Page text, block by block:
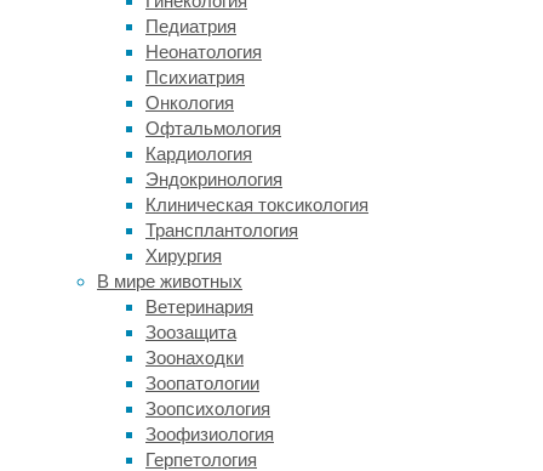
Педиатрия
Неонатология
Психиатрия
Онкология
Офтальмология
Кардиология
Эндокринология
Клиническая токсикология
Трансплантология
Хирургия
В мире животных
Ветеринария
Зоозащита
Зоонаходки
Зоопатологии
Зоопсихология
Зоофизиология
Герпетология
они
разделились:
неандертальцы
Homo
sapiens
neanderthalensis)
населяли
основном
Европу
и
Азию,
Homo
sapiens
—
Африку.
Виды